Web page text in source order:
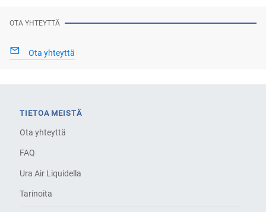
OTA YHTEYTTÄ
Ota yhteyttä
TIETOA MEISTÄ
Ota yhteyttä
FAQ
Ura Air Liquidella
Tarinoita